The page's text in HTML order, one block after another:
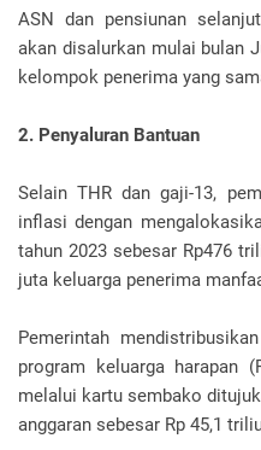
ASN dan pensiunan
akan disalurkan mulai bulan
kelompok penerima yang
2. Penyaluran Bantuan
Selain THR dan gaji-13,
inflasi dengan
tahun 2023 sebesar Rp476
juta keluarga penerima
Pemerintah
program keluarga harapan
melalui kartu sembako
anggaran sebesar Rp 45,1